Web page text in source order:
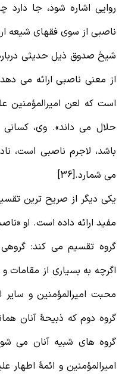
اشاره شود، جا دارد
از سوی فقهای شیعه
صدوق ذیل حدیثی دربارۀ
معنی ناصبی ارائه می
که لعن امیرالمؤمنین
می داند». وی، کسانی
لاجرم ناصبی است،
شمارد.[36]
دیگر از صریح ترین
ارائه داده است. او
تقسیم می کند: گروهی
به بسیاری از مقامات و
امیرالمؤمنین و سایر
دوم که ذبیحۀ آنان
های شبیه آنان می شود
و ائمۀ اطهار